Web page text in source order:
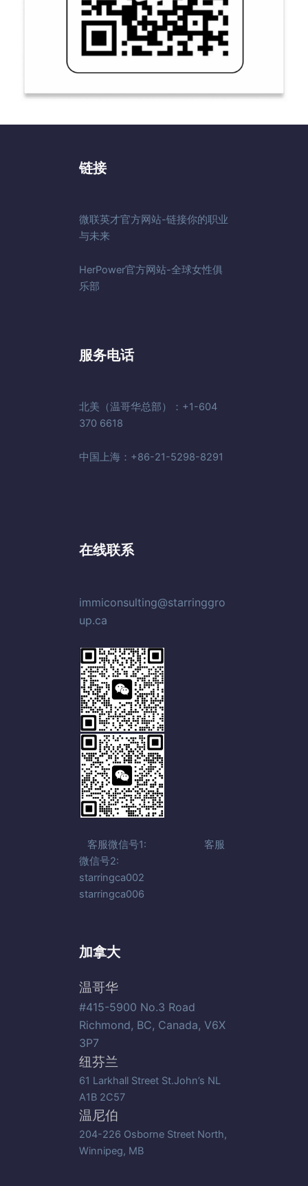
链接
微联英才官方网站-链接你的职业
与未来
HerPower官方网站-全球女性俱
乐部
服务电话
北美（温哥华总部）：+1-604
370 6618
中国上海：+86-21-5298-8291
在线联系
immiconsulting@starringgro
up.ca
客服微信号1: 客服
微信号2:
starringca002
starringca006
加拿大
温哥华
#415-5900 No.3 Road
Richmond, BC, Canada, V6X
3P7
纽芬兰
61 Larkhall Street St.John’s NL
A1B 2C57
温尼伯
204-226 Osborne Street North,
Winnipeg, MB